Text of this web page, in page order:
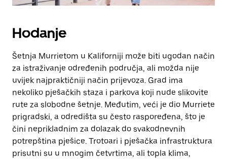
Hodanje
Šetnja Murrietom u Kaliforniji može biti ugodan način
za istraživanje određenih područja, ali možda nije
uvijek najpraktičniji način prijevoza. Grad ima
nekoliko pješačkih staza i parkova koji nude slikovite
rute za slobodne šetnje. Međutim, veći je dio Murriete
prigradski, a odredišta su često raspoređena, što je
čini neprikladnim za dolazak do svakodnevnih
potrepština pješice. Trotoari i pješačka infrastruktura
prisutni su u mnogim četvrtima, ali topla klima,